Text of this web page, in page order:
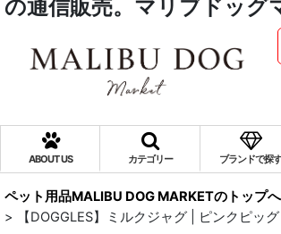
の通信販売。マリブドッグ
ABOUT US カテゴリー ブランドで探す
ペット用品MALIBU DOG MARKETのトップへ
>
【DOGGLES】ミルクジャグ | ピンクピッグ